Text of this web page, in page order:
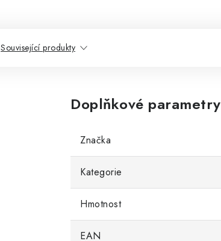
Související produkty
Doplňkové parametry
Značka
Kategorie
Hmotnost
EAN